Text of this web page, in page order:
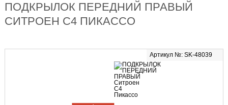
ПОДКРЫЛОК ПЕРЕДНИЙ ПРАВЫЙ
СИТРОЕН С4 ПИКАССО
Артикул №: SK-48039